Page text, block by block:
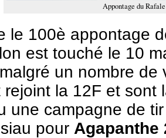
Appontage du
le 100è appontage
est touché le 10
un nombre de
rejoint la 12F et sont
une campagne de
pour Agapanthe